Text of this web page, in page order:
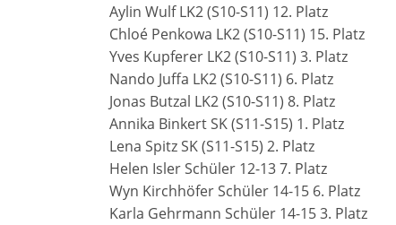
Aylin Wulf LK2 (S10-S11) 12. Platz
Chloé Penkowa LK2 (S10-S11) 15. Platz
Yves Kupferer LK2 (S10-S11) 3. Platz
Nando Juffa LK2 (S10-S11) 6. Platz
Jonas Butzal LK2 (S10-S11) 8. Platz
Annika Binkert SK (S11-S15) 1. Platz
Lena Spitz SK (S11-S15) 2. Platz
Helen Isler Schüler 12-13 7. Platz
Wyn Kirchhöfer Schüler 14-15 6. Platz
Karla Gehrmann Schüler 14-15 3. Platz